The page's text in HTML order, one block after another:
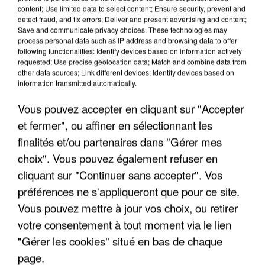
UNE TOURISTE DE L’OISE EMPORTÉE PAR UNE
COULÉE DE BOUE EN HAUTE-SAVOIE
content; Use limited data to select content; Ensure security, prevent and
detect fraud, and fix errors; Deliver and present advertising and content;
Save and communicate privacy choices. These technologies may
process personal data such as IP address and browsing data to offer
following functionalities: Identify devices based on information actively
requested; Use precise geolocation data; Match and combine data from
other data sources; Link different devices; Identify devices based on
information transmitted automatically.
Vous pouvez accepter en cliquant sur "Accepter
et fermer", ou affiner en sélectionnant les
finalités et/ou partenaires dans "Gérer mes
choix". Vous pouvez également refuser en
cliquant sur "Continuer sans accepter". Vos
préférences ne s'appliqueront que pour ce site.
Vous pouvez mettre à jour vos choix, ou retirer
votre consentement à tout moment via le lien
"Gérer les cookies" situé en bas de chaque
page.